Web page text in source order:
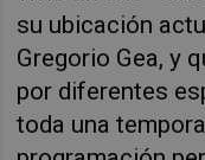
su ubicación
Gregorio Gea, y
por diferentes
toda una